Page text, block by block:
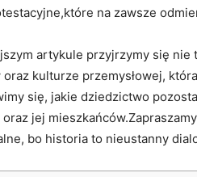
na zawsze
artykule przyjrzymy się
kulturze przemysłowej,
się, jakie dziedzictwo
jej
bo historia to nieustanny